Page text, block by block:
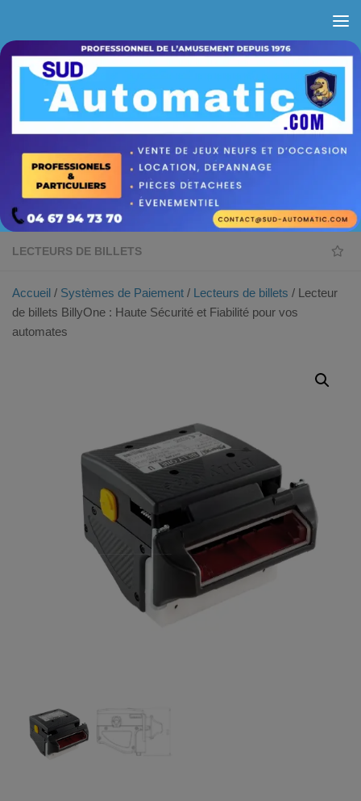
LECTEURS DE BILLETS
Accueil / Systèmes de Paiement / Lecteurs de billets / Lecteur
de billets BillyOne : Haute Sécurité et Fiabilité pour vos
automates